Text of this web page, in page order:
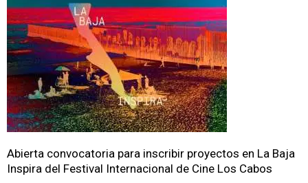
Abierta convocatoria para inscribir proyectos en La Baja
Inspira del Festival Internacional de Cine Los Cabos